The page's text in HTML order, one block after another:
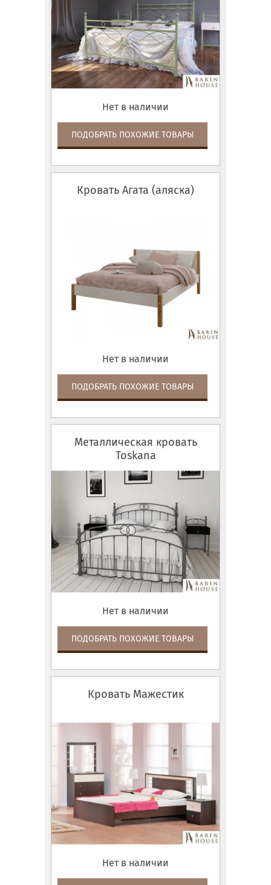
Нет в наличии
ПОДОБРАТЬ ПОХОЖИЕ ТОВАРЫ
Кровать Агата (аляска)
Нет в наличии
ПОДОБРАТЬ ПОХОЖИЕ ТОВАРЫ
Металлическая кровать
Toskana
Нет в наличии
ПОДОБРАТЬ ПОХОЖИЕ ТОВАРЫ
Кровать Мажестик
Нет в наличии